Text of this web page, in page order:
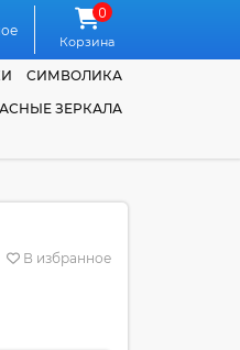
0
Корзина
СИМВОЛИКА
ЗЕРКАЛА
В избранное